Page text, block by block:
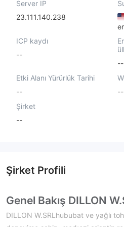
Server IP
23.111.140.238
ICP kaydı
--
--
Etki Alanı Yürürlük Tarihi
--
--
Şirket
--
Şirket Profili
Genel Bakış DILLON
DILLON W.SRLhububat ve yağlı